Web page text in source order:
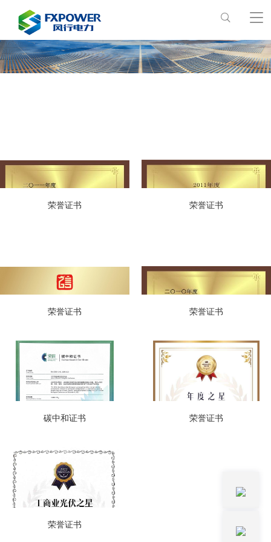
荣誉证书 荣誉证书
荣誉证书 荣誉证书
碳中和证书 荣誉证书
荣誉证书